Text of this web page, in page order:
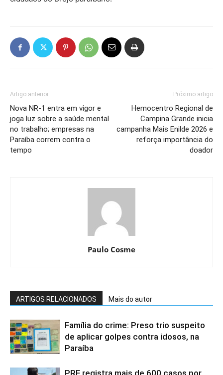
Artigo anterior
Nova NR-1 entra em vigor e
joga luz sobre a saúde mental
no trabalho; empresas na
Paraíba correm contra o
tempo
Próximo artigo
Hemocentro Regional de
Campina Grande inicia
campanha Mais Enilde 2026 e
reforça importância do
doador
Paulo Cosme
ARTIGOS RELACIONADOS Mais do autor
Família do crime: Preso trio suspeito
de aplicar golpes contra idosos, na
Paraíba
PRF registra mais de 600 casos por